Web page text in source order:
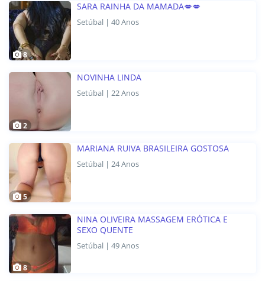
8
SARA RAINHA DA MAMADA💋💋
Setúbal | 40 Anos
2
NOVINHA LINDA
Setúbal | 22 Anos
5
MARIANA RUIVA BRASILEIRA GOSTOSA
Setúbal | 24 Anos
8
NINA OLIVEIRA MASSAGEM ERÓTICA E
SEXO QUENTE
Setúbal | 49 Anos